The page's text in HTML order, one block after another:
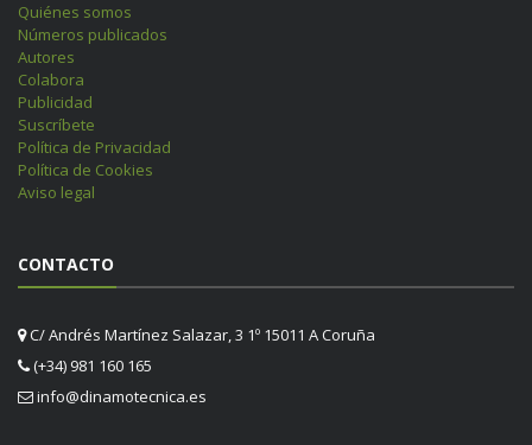
Quiénes somos
Números publicados
Autores
Colabora
Publicidad
Suscríbete
Política de Privacidad
Política de Cookies
Aviso legal
CONTACTO
C/ Andrés Martínez Salazar, 3 1º 15011 A Coruña
(+34) 981 160 165
info@dinamotecnica.es